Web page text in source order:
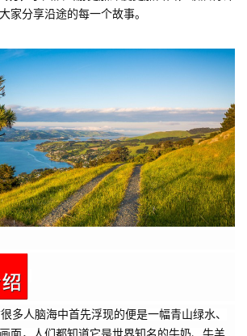
家分享沿途的每一个故事。
多人脑海中首先浮现的便是一幅青山绿水、